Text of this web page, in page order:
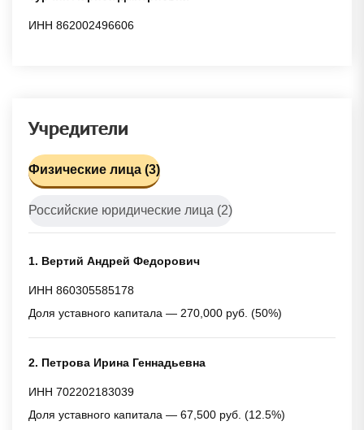
ИНН 862002496606
Учредители
Физические лица (3)
Российские юридические лица (2)
1. Вертий Андрей Федорович
ИНН 860305585178
Доля уставного капитала — 270,000 руб. (50%)
2. Петрова Ирина Геннадьевна
ИНН 702202183039
Доля уставного капитала — 67,500 руб. (12.5%)